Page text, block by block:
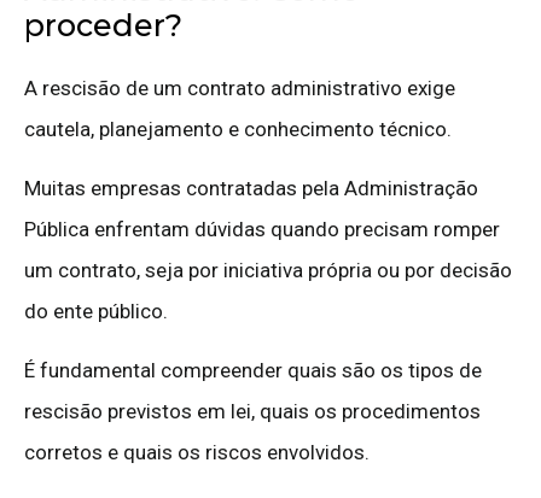
proceder?
A rescisão de um contrato administrativo exige
cautela, planejamento e conhecimento técnico.
Muitas empresas contratadas pela Administração
Pública enfrentam dúvidas quando precisam romper
um contrato, seja por iniciativa própria ou por decisão
do ente público.
É fundamental compreender quais são os tipos de
rescisão previstos em lei, quais os procedimentos
corretos e quais os riscos envolvidos.